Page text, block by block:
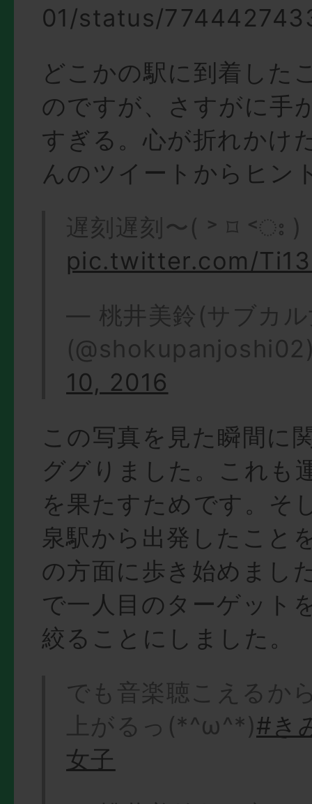
01/status/
どこかの駅に到着した
のですが、さすがに手
すぎる。心が折れかけ
んのツイートからヒン
遅刻遅刻〜( ˃ ⌑ ˂ഃ )
pic.twitter.com/
— 桃井美鈴(サブカ
10, 2016
この写真を見た瞬間に
ググりました。これも
を果たすためです。そ
泉駅から出発したこと
の方面に歩き始めまし
で一人目のターゲット
絞ることにしました。
でも音楽聴こえるか
上がるっ(*^ω^*)#き
女子